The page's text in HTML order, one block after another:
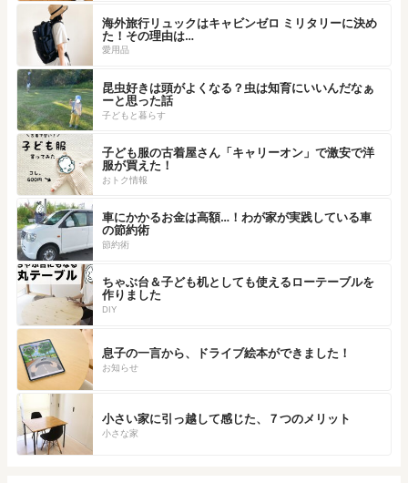
海外旅行リュックはキャビンゼロ ミリタリーに決め
た！その理由は…
愛用品
昆虫好きは頭がよくなる？虫は知育にいいんだなぁ
ーと思った話
子どもと暮らす
子ども服の古着屋さん「キャリーオン」で激安で洋
服が買えた！
おトク情報
車にかかるお金は高額…！わが家が実践している車
の節約術
節約術
ちゃぶ台＆子ども机としても使えるローテーブルを
作りました
DIY
息子の一言から、ドライブ絵本ができました！
お知らせ
小さい家に引っ越して感じた、７つのメリット
小さな家